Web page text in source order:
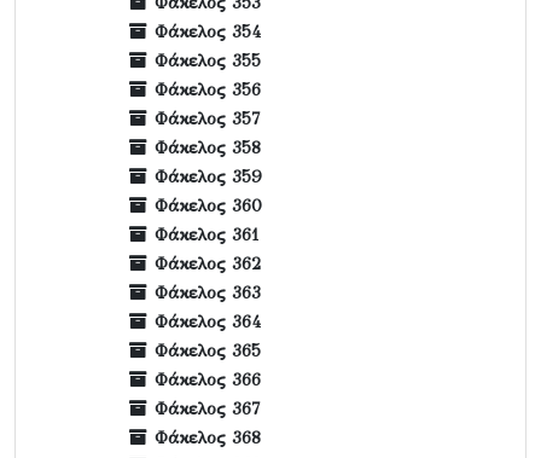
Φάκελος 354
Φάκελος 355
Φάκελος 356
Φάκελος 357
Φάκελος 358
Φάκελος 359
Φάκελος 360
Φάκελος 361
Φάκελος 362
Φάκελος 363
Φάκελος 364
Φάκελος 365
Φάκελος 366
Φάκελος 367
Φάκελος 368